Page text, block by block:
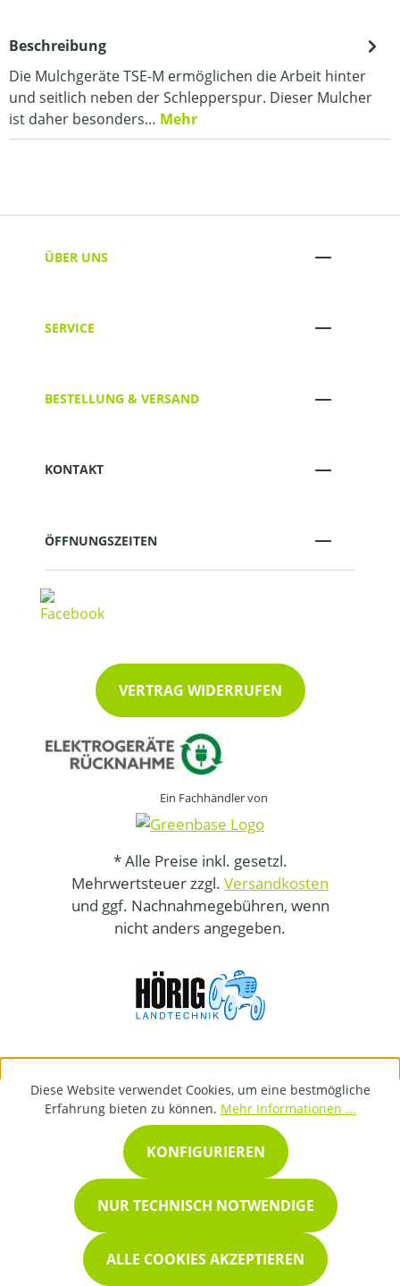
Beschreibung
Die Mulchgeräte TSE-M ermöglichen die Arbeit hinter
und seitlich neben der Schlepperspur. Dieser Mulcher
ist daher besonders… Mehr
ÜBER UNS
SERVICE
BESTELLUNG & VERSAND
KONTAKT
ÖFFNUNGSZEITEN
VERTRAG WIDERRUFEN
Ein Fachhändler von
* Alle Preise inkl. gesetzl.
Mehrwertsteuer zzgl. Versandkosten
und ggf. Nachnahmegebühren, wenn
nicht anders angegeben.
Diese Website verwendet Cookies, um eine bestmögliche
Erfahrung bieten zu können. Mehr Informationen ...
NUR TECHNISCH NOTWENDIGE
KONFIGURIEREN
ALLE COOKIES AKZEPTIEREN